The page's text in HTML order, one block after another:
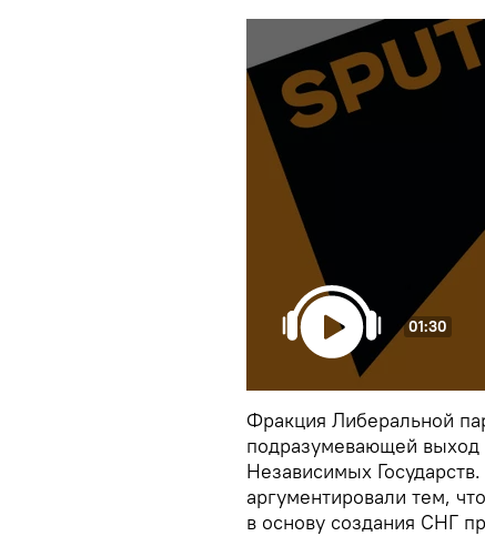
01:30
Фракция Либеральной
подразумевающей
Независимых
аргументировали тем,
в основу создания СНГ